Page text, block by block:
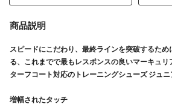
商品説明
スピードにこだわり、最終ラインを突破するた
る、これまでで最もレスポンスの良いマーキュリ
ターフコート対応のトレーニングシューズ ジュ
増幅されたタッチ